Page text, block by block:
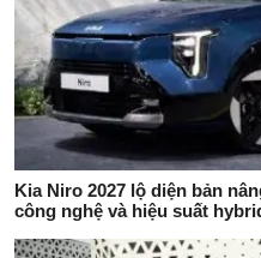
Kia Niro 2027 lộ diện bản
công nghệ và hiệu suất